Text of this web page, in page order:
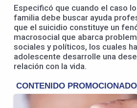
Especificó que cuando el caso
familia debe buscar ayuda
que el suicidio constituye un
macrosocial que abarca
sociales y políticos, los cuales
adolescente desarrolle una
relación con la vida.